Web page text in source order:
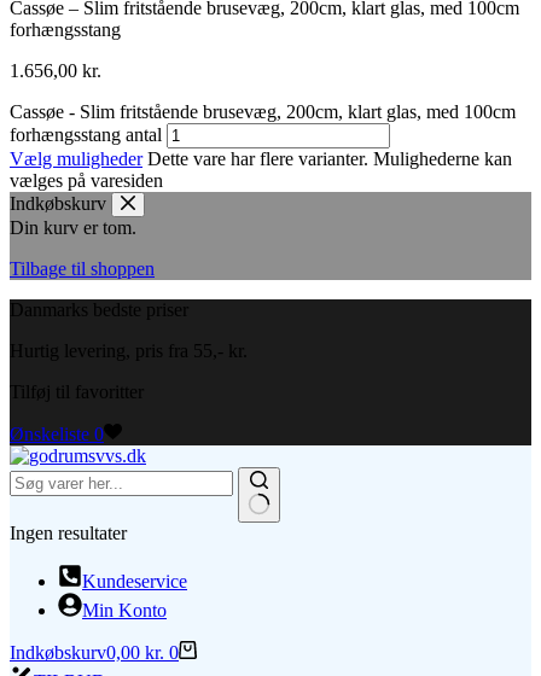
Cassøe – Slim fritstående brusevæg, 200cm, klart glas, med 100cm
forhængsstang
1.656,00 kr.
Cassøe - Slim fritstående brusevæg, 200cm, klart glas, med 100cm
forhængsstang antal
Vælg muligheder Dette vare har flere varianter. Mulighederne kan
vælges på varesiden
Indkøbskurv
Din kurv er tom.
Tilbage til shoppen
Danmarks bedste priser
Hurtig levering, pris fra 55,- kr.
Tilføj til favoritter
Ønskeliste 0
Ingen resultater
Kundeservice
Min Konto
Indkøbskurv0,00 kr. 0